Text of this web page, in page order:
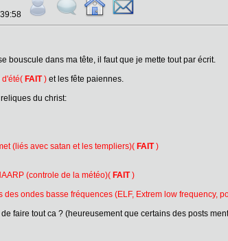
bouscule dans ma tête, il faut que je mette tout par écrit.
d'été(FAIT) et les fête paiennes.
du christ:
(liés avec satan et les templiers)(FAIT)
(controle de la météo)(FAIT)
des ondes basse fréquences (ELF, Extrem low frequency,
faire tout ca ? (heureusement que certains des posts